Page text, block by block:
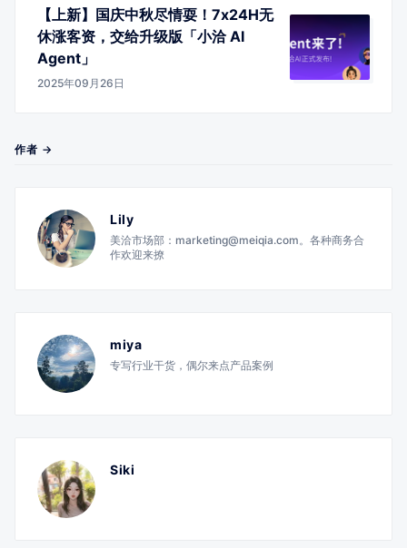
【上新】国庆中秋尽情耍！7x24H无
休涨客资，交给升级版「小洽 AI
Agent」
2025年09月26日
作者 →
Lily
美洽市场部：marketing@meiqia.com。各种商务合
作欢迎来撩
miya
专写行业干货，偶尔来点产品案例
Siki